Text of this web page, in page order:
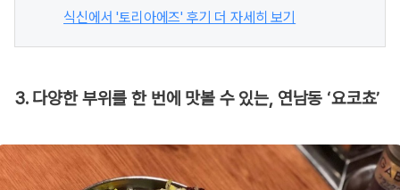
식신에서 '토리아에즈' 후기 더 자세히 보기
3. 다양한 부위를 한 번에 맛볼 수 있는, 연남동 ‘요코쵸’